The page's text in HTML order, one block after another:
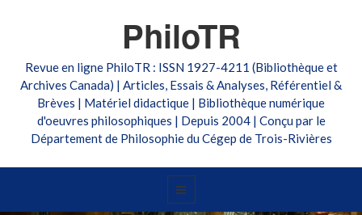
PhiloTR
Revue en ligne PhiloTR : ISSN 1927-4211 (Bibliothèque et
Archives Canada) | Articles, Essais & Analyses, Référentiel &
Brèves | Matériel didactique | Bibliothèque numérique
d'oeuvres philosophiques | Depuis 2004 | Conçu par le
Département de Philosophie du Cégep de Trois-Rivières